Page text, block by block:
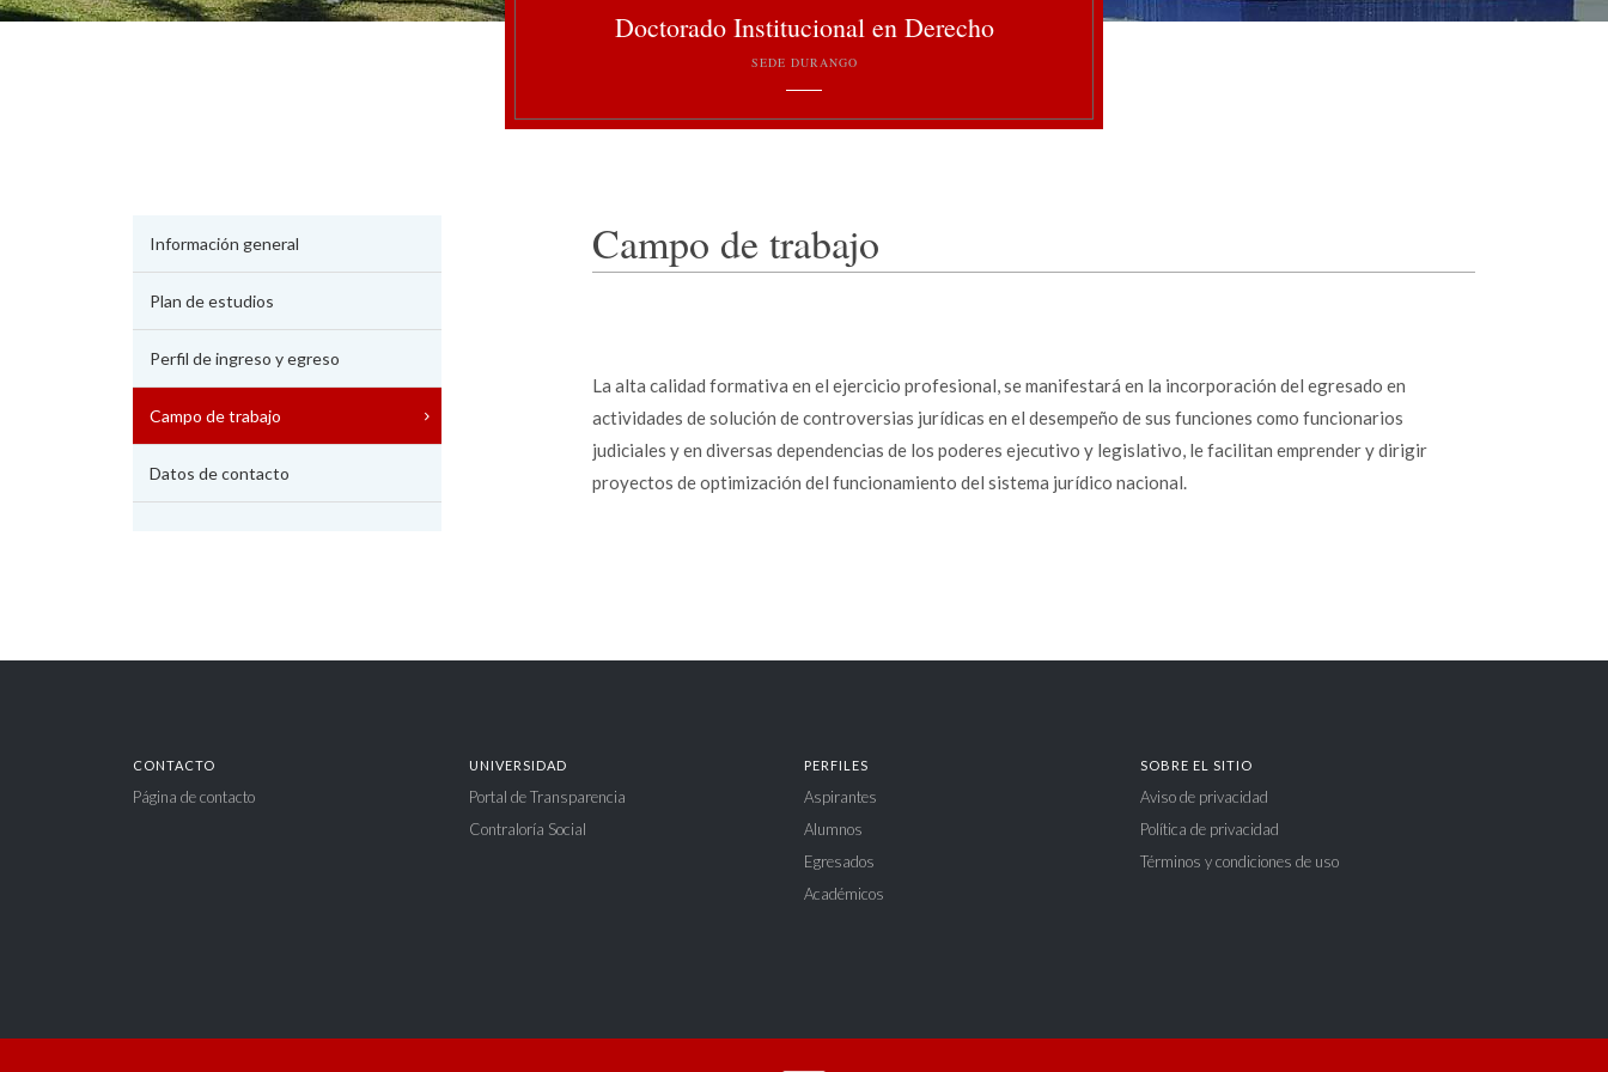
Doctorado Institucional en Derecho
SEDE DURANGO
Información general
Plan de estudios
Perfil de ingreso y egreso
Campo de trabajo
Datos de contacto
Campo de trabajo
La alta calidad formativa en el ejercicio profesional, se manifestará en la incorporación del egresado en
actividades de solución de controversias jurídicas en el desempeño de sus funciones como funcionarios
judiciales y en diversas dependencias de los poderes ejecutivo y legislativo, le facilitan emprender y dirigir
proyectos de optimización del funcionamiento del sistema jurídico nacional.
CONTACTO
Página de contacto
UNIVERSIDAD
Portal de Transparencia
Contraloría Social
PERFILES
Aspirantes
Alumnos
Egresados
Académicos
SOBRE EL SITIO
Aviso de privacidad
Política de privacidad
Términos y condiciones de uso